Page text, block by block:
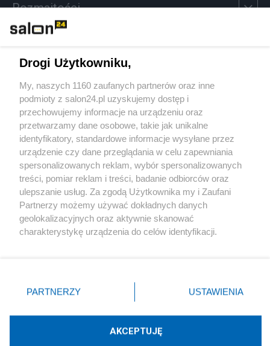
Rozmaitości
Sport
Społeczeństwo
Kultura
X Facebook Instagram Youtube
Drogi Użytkowniku,
My, naszych 1160 zaufanych partnerów oraz inne
podmioty z salon24.pl uzyskujemy dostęp i
przechowujemy informacje na urządzeniu oraz
przetwarzamy dane osobowe, takie jak unikalne
identyfikatory, standardowe informacje wysyłane przez
urządzenie czy dane przeglądania w celu zapewniania
spersonalizowanych reklam, wybór spersonalizowanych
treści, pomiar reklam i treści, badanie odbiorców oraz
ulepszanie usług. Za zgodą Użytkownika my i Zaufani
Partnerzy możemy używać dokładnych danych
geolokalizacyjnych oraz aktywnie skanować
charakterystykę urządzenia do celów identyfikacji.
zmienić/wycofać klikając przycisk ustawień prywatności
znajdujący się w lewym dolnym rogu strony
rodzaje przetwarzania danych nie wymagają zgody
użytkownika, ale masz prawo sprzeciwić się takiemu
przetwarzaniu. Preferencje będą miały zastosowania tylko
PARTNERZY USTAWIENIA
AKCEPTUJĘ